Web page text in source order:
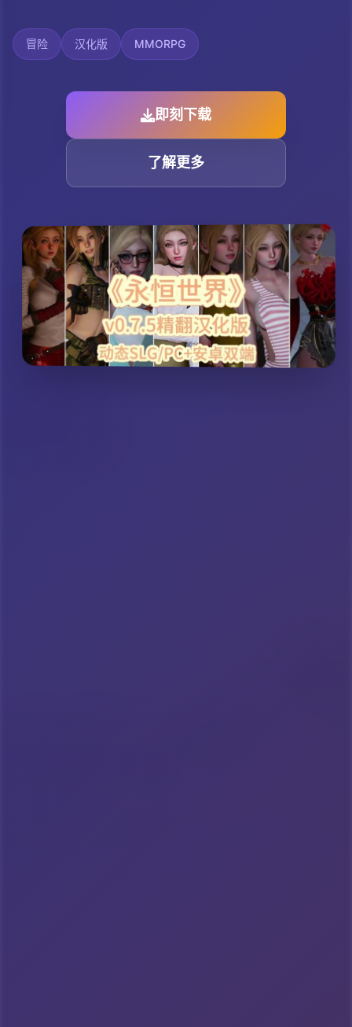
冒险 汉化版 MMORPG
即刻下载
了解更多